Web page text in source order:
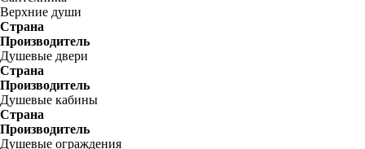
Верхние души
Страна
Производитель
Душевые двери
Страна
Производитель
Душевые кабины
Страна
Производитель
Душевые ограждения